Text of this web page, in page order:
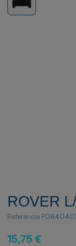
ROVER
Referencia
15,75 €